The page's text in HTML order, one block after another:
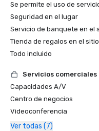
Se permite el uso de
Seguridad en el lugar
Servicio de banquete en el
Tienda de regalos en el sitio
Todo incluido
Servicios comerciales
Capacidades A/V
Centro de negocios
Videoconferencia
Ver todas (7)